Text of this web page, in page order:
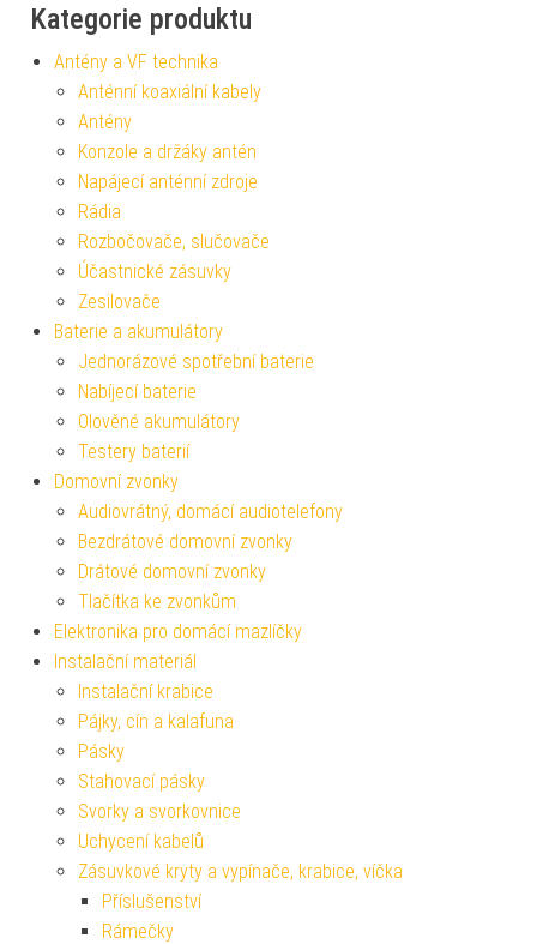
Kategorie produktu
Antény a VF technika
Anténní koaxiální kabely
Antény
Konzole a držáky antén
Napájecí anténní zdroje
Rádia
Rozbočovače, slučovače
Účastnické zásuvky
Zesilovače
Baterie a akumulátory
Jednorázové spotřební baterie
Nabíjecí baterie
Olověné akumulátory
Testery baterií
Domovní zvonky
Audiovrátný, domácí audiotelefony
Bezdrátové domovní zvonky
Drátové domovní zvonky
Tlačítka ke zvonkům
Elektronika pro domácí mazlíčky
Instalační materiál
Instalační krabice
Pájky, cín a kalafuna
Pásky
Stahovací pásky
Svorky a svorkovnice
Uchycení kabelů
Zásuvkové kryty a vypínače, krabice, víčka
Příslušenství
Rámečky